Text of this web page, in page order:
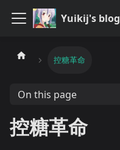
Yuikij's blog
控糖革命
On this page
控糖革命